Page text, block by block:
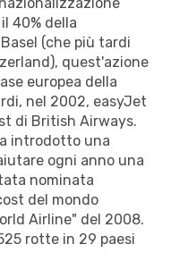
40% della
(che più tardi
quest'azione
europea della
nel 2002, easyJet
di British Airways.
introdotto una
ogni anno una
nominata
del mondo
Airline" del 2008.
rotte in 29 paesi